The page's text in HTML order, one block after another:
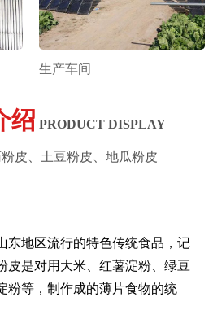
生产车间
绍 PRODUCT DISPLAY
皮、土豆粉皮、地瓜粉皮
东地区流行的特色传统食品，记
皮是对用大米、红薯淀粉、绿豆
粉等，制作成的薄片食物的统